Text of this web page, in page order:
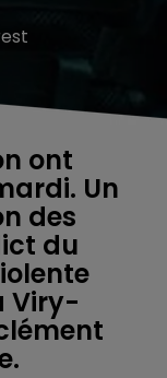
ont
Un
des
du
Viry-